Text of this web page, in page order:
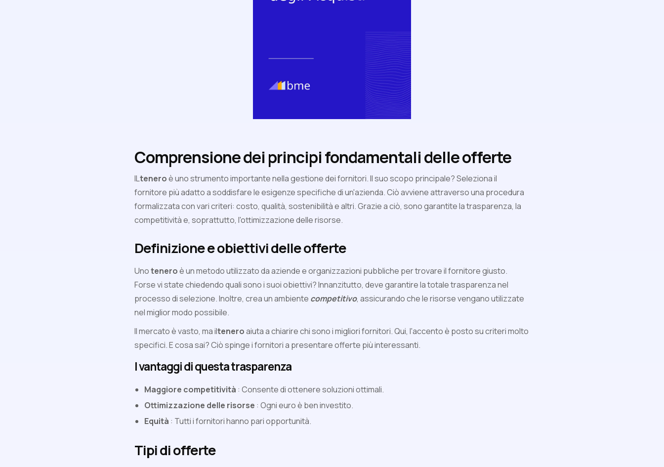
Comprensione dei principi fondamentali delle offerte
ILteneroè uno strumento importante nella gestione dei fornitori. Il suo scopo principale? Seleziona il
fornitore più adatto a soddisfare le esigenze specifiche di un'azienda. Ciò avviene attraverso una procedura
formalizzata con vari criteri: costo, qualità, sostenibilità e altri. Grazie a ciò, sono garantite la trasparenza, la
competitività e, soprattutto, l'ottimizzazione delle risorse.
Definizione e obiettivi delle offerte
Unoteneroè un metodo utilizzato da aziende e organizzazioni pubbliche per trovare il fornitore giusto.
Forse vi state chiedendo quali sono i suoi obiettivi? Innanzitutto, deve garantire la totale trasparenza nel
processo di selezione. Inoltre, crea un ambiente competitivo, assicurando che le risorse vengano utilizzate
nel miglior modo possibile.
Il mercato è vasto, ma ilteneroaiuta a chiarire chi sono i migliori fornitori. Qui, l'accento è posto su criteri molto
specifici. E cosa sai? Ciò spinge i fornitori a presentare offerte più interessanti.
I vantaggi di questa trasparenza
Maggiore competitività : Consente di ottenere soluzioni ottimali.
Ottimizzazione delle risorse : Ogni euro è ben investito.
Equità : Tutti i fornitori hanno pari opportunità.
Tipi di offerte